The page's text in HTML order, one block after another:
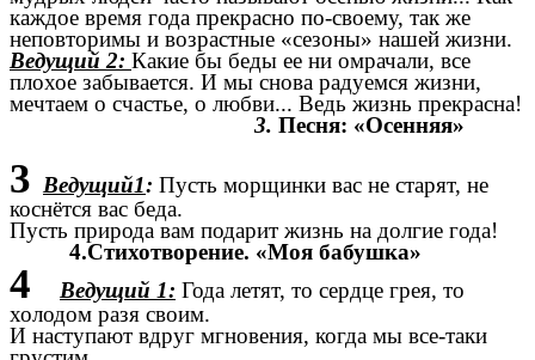
каждое время года прекрасно по-своему, так же
неповторимы и возрастные «сезоны» нашей жизни.
Ведущий 2: Какие бы беды ее ни омрачали, все
плохое забывается. И мы снова радуемся жизни,
мечтаем о счастье, о любви... Ведь жизнь прекрасна!
3. Песня: «Осенняя»
3 Ведущий1: Пусть морщинки вас не старят, не
коснётся вас беда.
Пусть природа вам подарит жизнь на долгие года!
4.Стихотворение. «Моя бабушка»
4 Ведущий 1: Года летят, то сердце грея, то
холодом разя своим.
И наступают вдруг мгновения, когда мы все-таки